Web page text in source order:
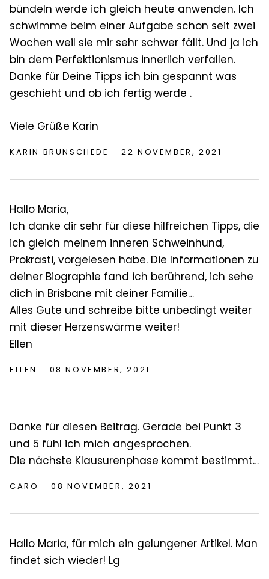
bündeln werde ich gleich heute anwenden. Ich
schwimme beim einer Aufgabe schon seit zwei
Wochen weil sie mir sehr schwer fällt. Und ja ich
bin dem Perfektionismus innerlich verfallen.
Danke für Deine Tipps ich bin gespannt was
geschieht und ob ich fertig werde .
Viele Grüße Karin
KARIN BRUNSCHEDE 22 NOVEMBER, 2021
Hallo Maria,
Ich danke dir sehr für diese hilfreichen Tipps, die
ich gleich meinem inneren Schweinhund,
Prokrasti, vorgelesen habe. Die Informationen zu
deiner Biographie fand ich berührend, ich sehe
dich in Brisbane mit deiner Familie…
Alles Gute und schreibe bitte unbedingt weiter
mit dieser Herzenswärme weiter!
Ellen
ELLEN 08 NOVEMBER, 2021
Danke für diesen Beitrag. Gerade bei Punkt 3
und 5 fühl ich mich angesprochen.
Die nächste Klausurenphase kommt bestimmt…
CARO 08 NOVEMBER, 2021
Hallo Maria, für mich ein gelungener Artikel. Man
findet sich wieder! Lg